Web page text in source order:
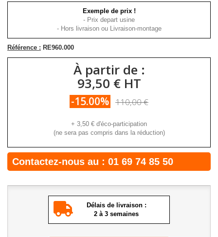
Exemple de prix !
- Prix depart usine
- Hors livraison ou Livraison-montage
Référence : RE960.000
À partir de :
93,50 € HT
-15.00% 110,00 €
+ 3,50 € d'éco-participation
(ne sera pas compris dans la réduction)
Contactez-nous au : 01 69 74 85 50
Délais de livraison :
2 à 3 semaines